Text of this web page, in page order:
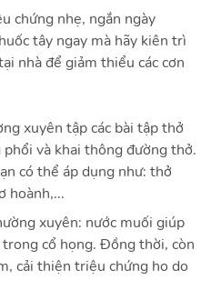
chứng nhẹ, ngắn ngày
tây ngay mà hãy kiên trì
nhà để giảm thiểu các cơn
xuyên tập các bài tập thở
và khai thông đường thở.
có thể áp dụng như: thở
hoành,...
xuyên: nước muối giúp
cổ họng. Đồng thời, còn
cải thiện triệu chứng ho do